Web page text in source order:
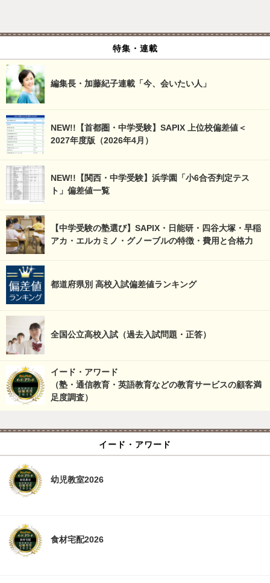
特集・連載
編集長・加藤紀子連載「今、会いたい人」
NEW!!【首都圏・中学受験】SAPIX 上位校偏差値＜
2027年度版（2026年4月）
NEW!!【関西・中学受験】浜学園「小6合否判定テス
ト」偏差値一覧
【中学受験の塾選び】SAPIX・日能研・四谷大塚・早稲
アカ・エルカミノ・グノーブルの特徴・費用と合格力
都道府県別 高校入試偏差値ランキング
全国公立高校入試（過去入試問題・正答）
イード・アワード
（塾・通信教育・英語教育などの教育サービスの顧客満
足度調査）
イード・アワード
幼児教室2026
食材宅配2026